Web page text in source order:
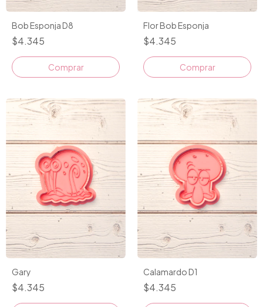
Bob Esponja D8
$4.345
Comprar
Flor Bob Esponja
$4.345
Comprar
Gary
$4.345
Calamardo D1
$4.345